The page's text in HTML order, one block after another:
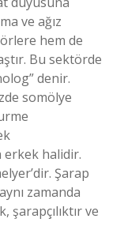
ve ağız
hem de
Bu sektörde
denir.
somölye
erkek halidir.
Şarap
zamanda
şarapçılıktır ve